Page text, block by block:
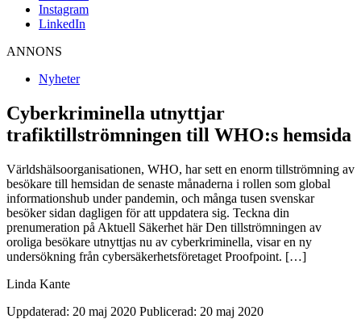
Instagram
LinkedIn
ANNONS
Nyheter
Cyberkriminella utnyttjar
trafiktillströmningen till WHO:s hemsida
Världshälsoorganisationen, WHO, har sett en enorm tillströmning av
besökare till hemsidan de senaste månaderna i rollen som global
informationshub under pandemin, och många tusen svenskar
besöker sidan dagligen för att uppdatera sig. Teckna din
prenumeration på Aktuell Säkerhet här Den tillströmningen av
oroliga besökare utnyttjas nu av cyberkriminella, visar en ny
undersökning från cybersäkerhetsföretaget Proofpoint. […]
Linda Kante
Uppdaterad: 20 maj 2020 Publicerad: 20 maj 2020